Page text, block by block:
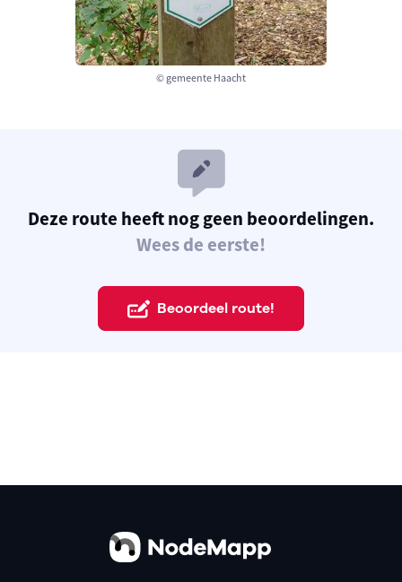
© gemeente Haacht
Deze route heeft nog geen beoordelingen.
Wees de eerste!
Beoordeel route!